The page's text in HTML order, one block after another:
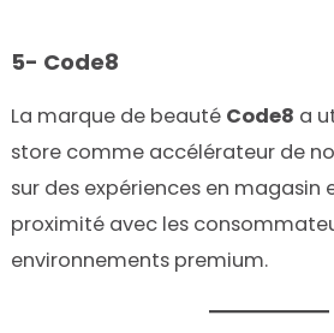
5- Code8
La marque de beauté Code8 a
store comme accélérateur de
sur des expériences en magasin
proximité avec les
environnements premium.